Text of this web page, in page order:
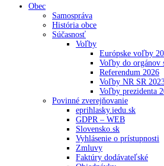
Obec
Samospráva
História obce
Súčasnosť
Voľby
Európske voľby
Voľby do orgánov
Referendum 2026
Voľby NR SR
Voľby prezidenta
Povinné zverejňovanie
eprihlasky.iedu.sk
GDPR – WEB
Slovensko.sk
Vyhlásenie o prístupnosti
Zmluvy
Faktúry dodávateľské